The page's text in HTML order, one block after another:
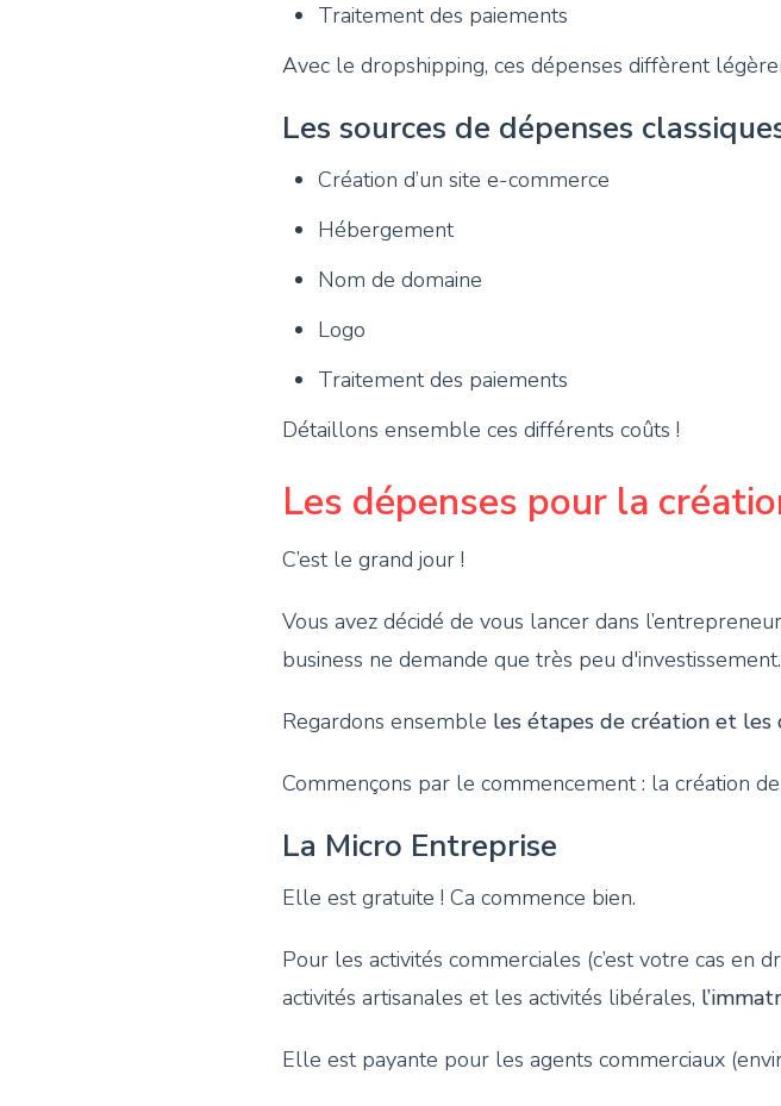
Traitement des paiements
Avec le dropshipping, ces dépenses diffèrent
Les sources de dépenses
Création d’un site e-commerce
Hébergement
Nom de domaine
Logo
Traitement des paiements
Détaillons ensemble ces différents coûts !
Les dépenses pour la
C’est le grand jour !
Vous avez décidé de vous lancer dans
business ne demande que très peu d'investissement.
Regardons ensemble les étapes de création et les
Commençons par le commencement : la création
La Micro Entreprise
Elle est gratuite ! Ca commence bien.
Pour les activités commerciales (c’est votre cas en
activités artisanales et les activités libérales,
Elle est payante pour les agents commerciaux